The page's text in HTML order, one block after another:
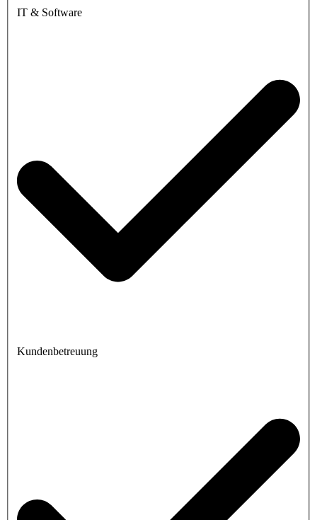
IT & Software
Kundenbetreuung